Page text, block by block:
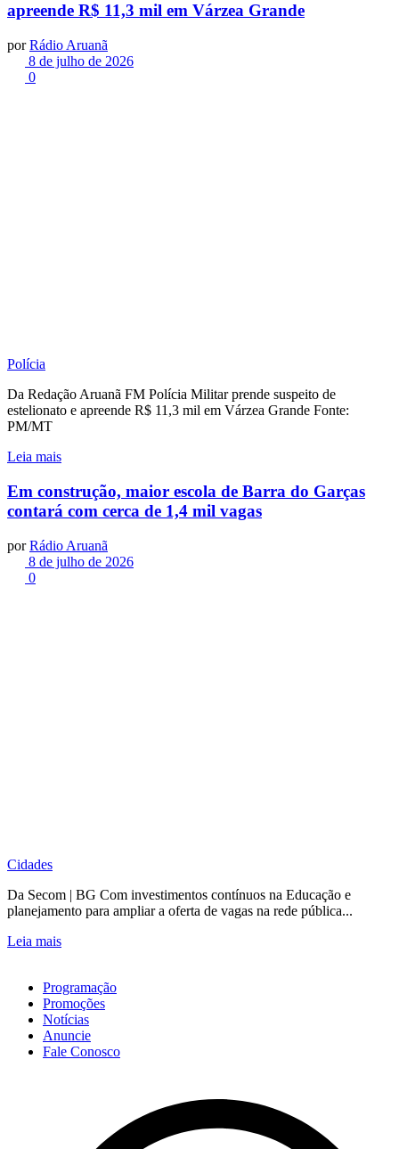
apreende R$ 11,3 mil em Várzea Grande
por Rádio Aruanã
8 de julho de 2026
0
Polícia
Da Redação Aruanã FM Polícia Militar prende suspeito de
estelionato e apreende R$ 11,3 mil em Várzea Grande Fonte:
PM/MT
Leia mais
Em construção, maior escola de Barra do Garças
contará com cerca de 1,4 mil vagas
por Rádio Aruanã
8 de julho de 2026
0
Cidades
Da Secom | BG Com investimentos contínuos na Educação e
planejamento para ampliar a oferta de vagas na rede pública...
Leia mais
Programação
Promoções
Notícias
Anuncie
Fale Conosco